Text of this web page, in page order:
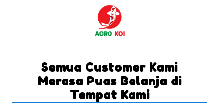
Semua Customer Kami
Merasa Puas Belanja di
Tempat Kami